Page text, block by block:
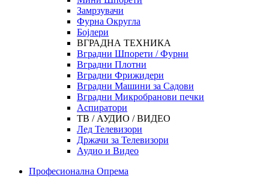
Замрзувачи
Фурна Округла
Бојлери
ВГРАДНА ТЕХНИКА
Вградни Шпорети / Фурни
Вградни Плотни
Вградни Фрижидери
Вградни Машини за Садови
Вградни Микробранови печки
Аспиратори
ТВ / АУДИО / ВИДЕО
Лед Телевизори
Држачи за Телевизори
Аудио и Видео
Професионална Опрема